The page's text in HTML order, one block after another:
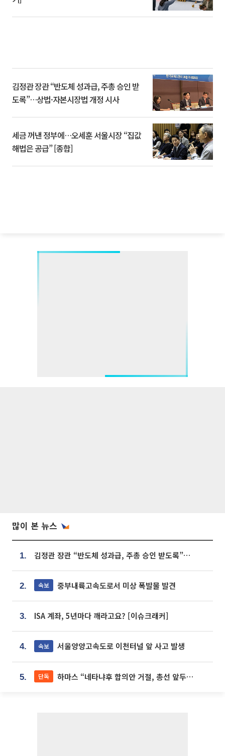
김정관 장관 “반도체 성과급, 주총 승인 받
도록”…상법·자본시장법 개정 시사
세금 꺼낸 정부에…오세훈 서울시장 “집값
해법은 공급” [종합]
많이 본 뉴스
1. 김정관 장관 “반도체 성과급, 주총 승인 받도록”…상법·자본시장법 개정 시사
2. 속보 중부내륙고속도로서 미상 폭발물 발견
3. ISA 계좌, 5년마다 깨라고요? [이슈크래커]
4. 속보 서울양양고속도로 이천터널 앞 사고 발생
5. 단독 하마스 “네타냐후 합의안 거절, 총선 앞두고 시간 끌기”